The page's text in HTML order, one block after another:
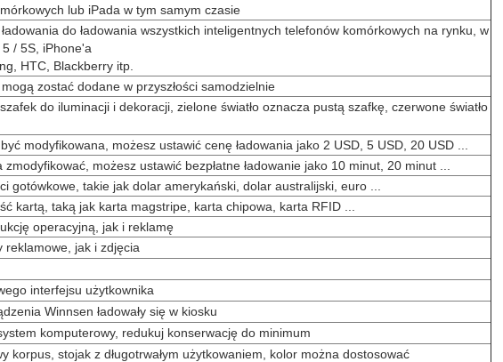
lub iPada w tym samym czasie
do ładowania wszystkich inteligentnych telefonów komórkowych na rynku, w
/ 5S, iPhone'a
HTC, Blackberry itp.
zostać dodane w przyszłości samodzielnie
do iluminacji i dekoracji, zielone światło oznacza pustą szafkę, czerwone światło
modyfikowana, możesz ustawić cenę ładowania jako 2 USD, 5 USD, 20 USD ...
zmodyfikować, możesz ustawić bezpłatne ładowanie jako 10 minut, 20 minut ...
gotówkowe, takie jak dolar amerykański, dolar australijski, euro ...
kartą, taką jak karta magstripe, karta chipowa, karta RFID ...
operacyjną, jak i reklamę
reklamowe, jak i zdjęcia
interfejsu użytkownika
Winnsen ładowały się w kiosku
komputerowy, redukuj konserwację do minimum
korpus, stojak z długotrwałym użytkowaniem, kolor można dostosować